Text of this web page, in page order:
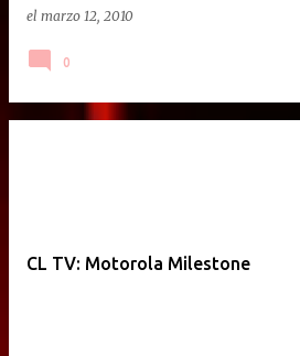
el marzo 12, 2010
0
CL TV: Motorola Milestone